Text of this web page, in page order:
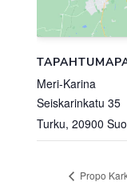
Meri-Karina
Seiskarinkatu 35
Turku, 20900
Propo